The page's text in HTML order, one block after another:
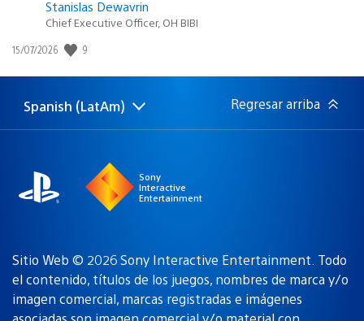
Stanislas Dewavrin
Chief Executive Officer, OH BIBI
Fecha
publicación:
15/07/2026 9
Elige
una
Región
actual:
Spanish (LatAm) Regresar arriba
Sony
Interactive
Entertainment
Sitio Web © 2026 Sony Interactive Entertainment. Todo
el contenido, títulos de los juegos, nombres de marca y/o
imagen comercial, marcas registradas e imágenes